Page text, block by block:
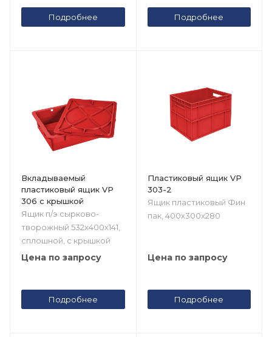
Подробнее Подробнее
Вкладываемый
пластиковый ящик VP
306 с крышкой
Ящик п/э сырково-
творожный 532х400х141,
сплошной, с крышкой
Цена по запросу
Подробнее
Пластиковый ящик VP
303-2
Ящик пластиковый Фин
пак, 400х300х280
Цена по запросу
Подробнее